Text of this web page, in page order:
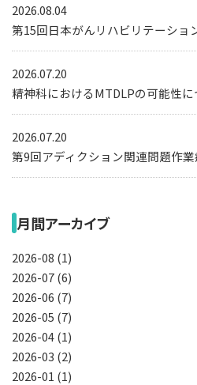
2026.08.04
第15回日本がんリハビリテーショ
2026.07.20
精神科におけるMTDLPの可能性に
2026.07.20
第9回アディクション関連問題作
月間アーカイブ
2026-08 (1)
2026-07 (6)
2026-06 (7)
2026-05 (7)
2026-04 (1)
2026-03 (2)
2026-01 (1)